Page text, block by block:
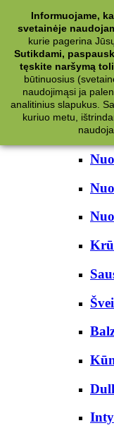
Kategorijos
Kosmetika
Kūno
Informuojame,
svetainėje
kurie pagerina
Sutikdami,
tęskite naršymą
būtinuosius
naudojimąsi ja
analitinius slapukus.
kuriuo metu,